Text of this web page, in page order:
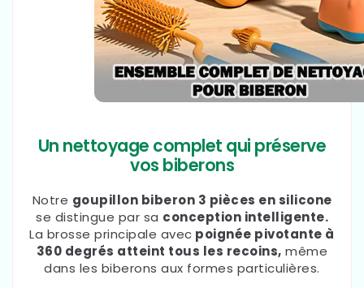
Un nettoyage complet qui préserve
vos biberons
Notre goupillon biberon 3 pièces en silicone
se distingue par sa conception intelligente.
La brosse principale avec poignée pivotante à
360 degrés atteint tous les recoins, même
dans les biberons aux formes particulières.